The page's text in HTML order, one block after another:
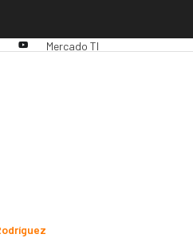
Youtube-
Mercado TI